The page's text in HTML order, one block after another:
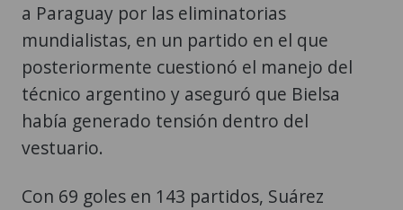
a Paraguay por las eliminatorias
mundialistas, en un partido en el que
posteriormente cuestionó el manejo del
técnico argentino y aseguró que Bielsa
había generado tensión dentro del
vestuario.
Con 69 goles en 143 partidos, Suárez